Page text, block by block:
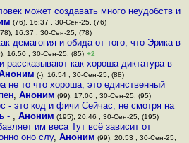
может создавать много неудобств и
(76), 16:37 , 30-Сен-25, (76)
16:37 , 30-Сен-25, (78)
демагогия и обида от того, что Эрика в
16:50 , 30-Сен-25, (85) +2
как хороша диктатура в
(-), 16:54 , 30-Сен-25, (88)
не то что хороша, это единственный
, Аноним (99), 17:06 , 30-Сен-25, (95)
- это код и фичи Сейчас, не смотря на
- ,Аноним (195), 20:46 , 30-Сен-25, (195)
им веса Тут всё зависит от
оно слу, Аноним (99), 20:53 , 30-Сен-25,